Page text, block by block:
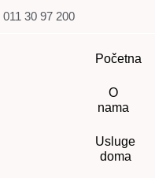
011 30 97 200
Početna
O
nama
Usluge
doma